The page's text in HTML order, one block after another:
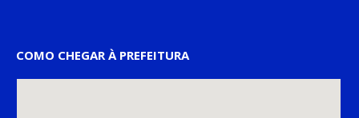
COMO CHEGAR À PREFEITURA